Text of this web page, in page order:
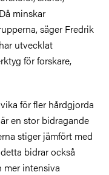
minskar
säger Fredrik
utvecklat
för forskare,
för fler hårdgjorda
en stor bidragande
stiger jämfört med
bidrar också
mer intensiva